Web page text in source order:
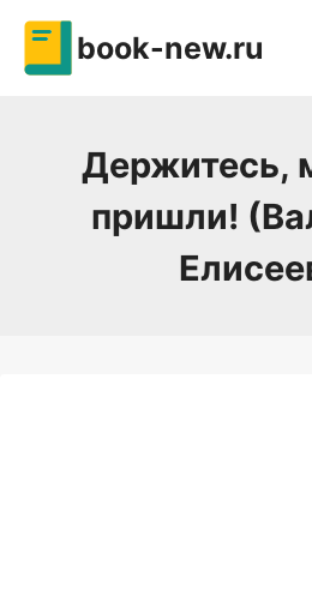
Перейти
содержимому
book-new.ru
Держитесь,
пришли!